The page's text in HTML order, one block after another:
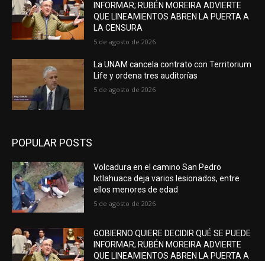
INFORMAR; RUBÉN MOREIRA ADVIERTE
QUE LINEAMIENTOS ABREN LA PUERTA A
LA CENSURA
5 de agosto de 2026
La UNAM cancela contrato con Territorium
Life y ordena tres auditorías
5 de agosto de 2026
POPULAR POSTS
Volcadura en el camino San Pedro
Ixtlahuaca deja varios lesionados, entre
ellos menores de edad
5 de agosto de 2026
GOBIERNO QUIERE DECIDIR QUÉ SE PUEDE
INFORMAR; RUBÉN MOREIRA ADVIERTE
QUE LINEAMIENTOS ABREN LA PUERTA A